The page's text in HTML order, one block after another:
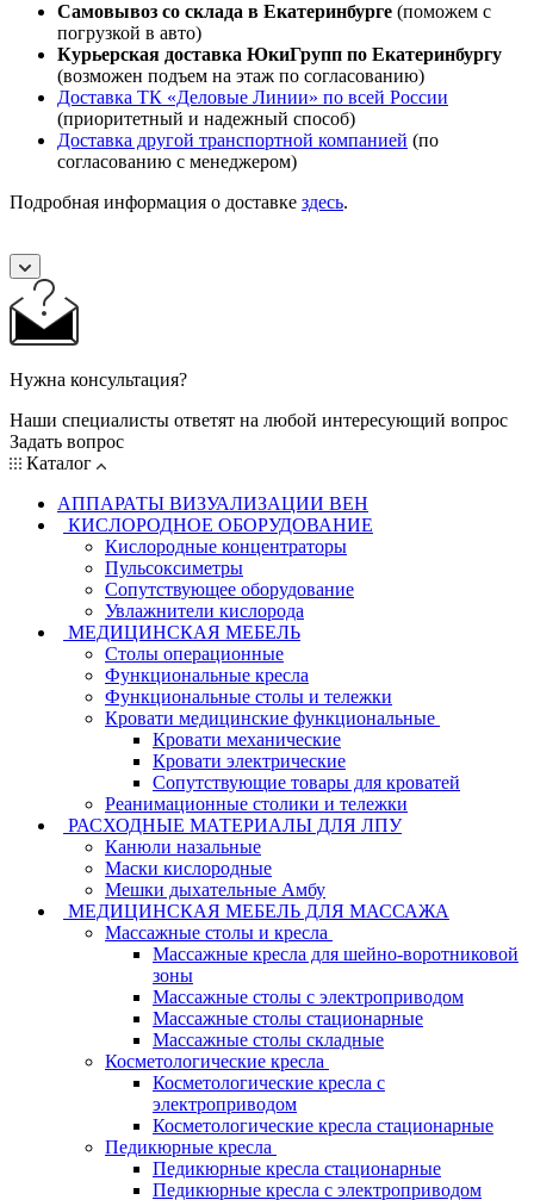
Самовывоз со склада в Екатеринбурге (поможем с
погрузкой в авто)
Курьерская доставка ЮкиГрупп по Екатеринбургу
(возможен подъем на этаж по согласованию)
Доставка ТК «Деловые Линии» по всей России
(приоритетный и надежный способ)
Доставка другой транспортной компанией (по
согласованию с менеджером)
Подробная информация о доставке здесь.
Нужна консультация?
Наши специалисты ответят на любой интересующий вопрос
Задать вопрос
Каталог
АППАРАТЫ ВИЗУАЛИЗАЦИИ ВЕН
КИСЛОРОДНОЕ ОБОРУДОВАНИЕ
Кислородные концентраторы
Пульсоксиметры
Сопутствующее оборудование
Увлажнители кислорода
МЕДИЦИНСКАЯ МЕБЕЛЬ
Столы операционные
Функциональные кресла
Функциональные столы и тележки
Кровати медицинские функциональные
Кровати механические
Кровати электрические
Сопутствующие товары для кроватей
Реанимационные столики и тележки
РАСХОДНЫЕ МАТЕРИАЛЫ ДЛЯ ЛПУ
Канюли назальные
Маски кислородные
Мешки дыхательные Амбу
МЕДИЦИНСКАЯ МЕБЕЛЬ ДЛЯ МАССАЖА
Массажные столы и кресла
Массажные кресла для шейно-воротниковой
зоны
Массажные столы с электроприводом
Массажные столы стационарные
Массажные столы складные
Косметологические кресла
Косметологические кресла с
электроприводом
Косметологические кресла стационарные
Педикюрные кресла
Педикюрные кресла стационарные
Педикюрные кресла с электроприводом